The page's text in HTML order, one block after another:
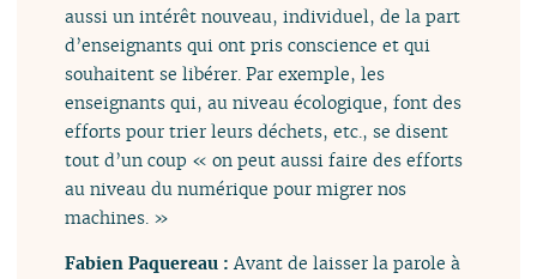
aussi un intérêt nouveau, individuel, de la part
d’enseignants qui ont pris conscience et qui
souhaitent se libérer. Par exemple, les
enseignants qui, au niveau écologique, font des
efforts pour trier leurs déchets, etc., se disent
tout d’un coup « on peut aussi faire des efforts
au niveau du numérique pour migrer nos
machines. »
Fabien Paquereau :Avant de laisser la parole à